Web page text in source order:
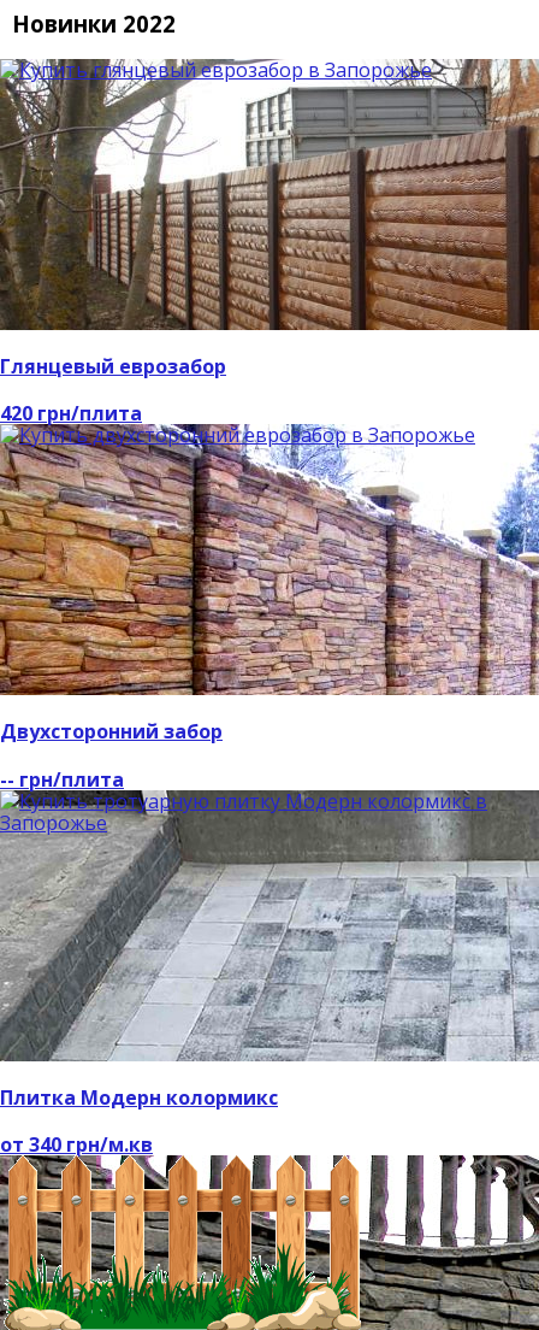
Новинки 2022
Глянцевый еврозабор
420 грн/плита
Двухсторонний забор
-- грн/плита
Плитка Модерн колормикс
от 340 грн/м.кв